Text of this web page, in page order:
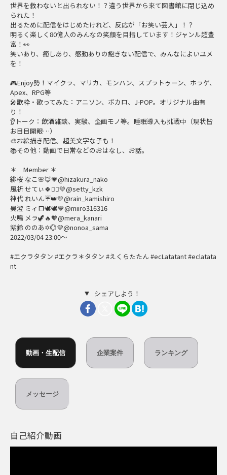
世界を救わないと出られない！？違う世界から来て図書館に閉じ込め
られた！
出るために配信をはじめたけれど、反応が「お笑い芸人」！？
明るく楽しく80億人のみんなの笑顔を目指しています！ジャンル超豊
富！👀
笑いあり、癒しあり、感動ありの飽きない配信で、みんなによいユメ
を！
🎮Enjoy勢！マイクラ、マリカ、モンハン、スプラトゥーン、ホラゲ、
Apex、RPG等
🎤歌枠・歌ってみた：アニソン、ボカロ、J-POP。オリジナル曲有
り！
👂トーク：飲酒雑談、実験、企画モノ等。睡眠導入も挑戦中（現状皆
お目目開眼…）
🎨お絵描き配信。超美文字な子も！
📚その他：動画で日常などのおはなし、お話。
＊ Member ＊
緋桜 なこ🌸🦊💗@hizakura_nako
風祈 せてぃ🍀🧚‍♀️💚@setty_kzk
神代 れいん☔👑💛@rain_kamishiro
昊澄 ミィロ🕊️🕊️💙@miiro316316
火鳴 メラ🦖🔥🧡@mera_kanari
紫鈴 ののあ✡💮💜@nonoa_sama
2022/03/04 23:00～
#エクラタタン #エクラ＊タタン #えくらたたん #ecLatatant #eclatata
nt
シェアしよう！
動画・生配信 企業案件 ランキング
メッセージ
自己紹介動画